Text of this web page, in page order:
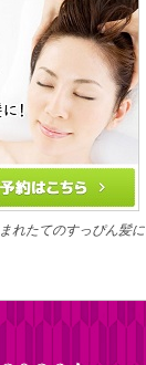
れたてのすっぴん髪に